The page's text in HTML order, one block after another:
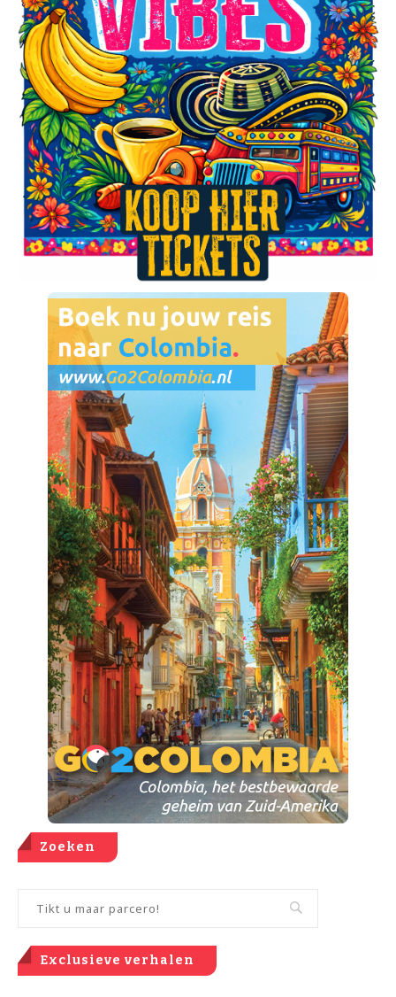
Zoeken
Exclusieve verhalen